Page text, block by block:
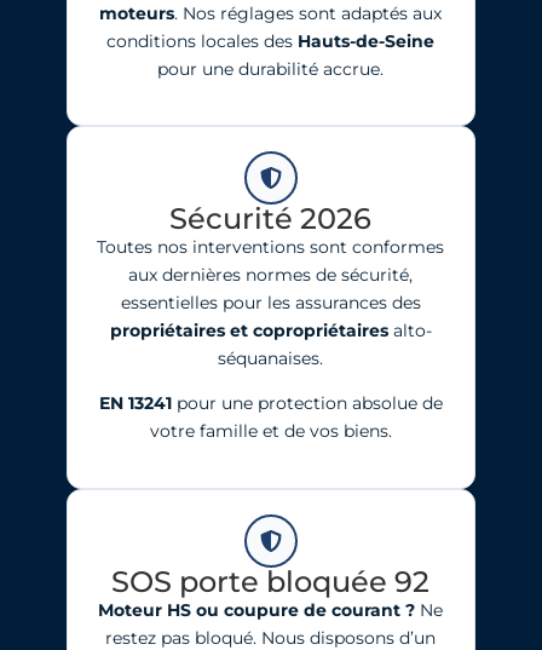
moteurs. Nos réglages sont adaptés aux
conditions locales des Hauts-de-Seine
pour une durabilité accrue.
Sécurité 2026
Toutes nos interventions sont conformes
aux dernières normes de sécurité,
essentielles pour les assurances des
propriétaires et copropriétairesalto-
séquanaises.
EN 13241pour une protection absolue de
votre famille et de vos biens.
SOS porte bloquée 92
Moteur HS ou coupure de courant ? Ne
restez pas bloqué. Nous disposons d’un